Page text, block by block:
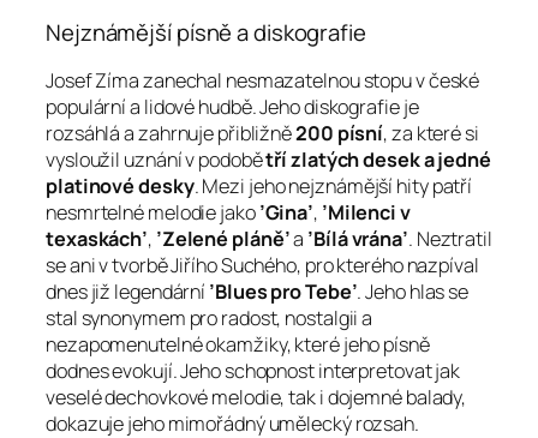
Nejznámější písně a diskografie
Josef Zíma zanechal nesmazatelnou stopu v české
populární a lidové hudbě. Jeho diskografie je
rozsáhlá a zahrnuje přibližně200 písní, za které si
vysloužil uznání v podobětří zlatých desek a jedné
platinové desky. Mezi jeho nejznámější hity patří
nesmrtelné melodie jako’Gina’, ’Milenci v
texaskách’, ’Zelené pláně’a ’Bílá vrána’. Neztratil
se ani v tvorbě Jiřího Suchého, pro kterého nazpíval
dnes již legendární ’Blues pro Tebe’. Jeho hlas se
stal synonymem pro radost, nostalgii a
nezapomenutelné okamžiky, které jeho písně
dodnes evokují. Jeho schopnost interpretovat jak
veselé dechovkové melodie, tak i dojemné balady,
dokazuje jeho mimořádný umělecký rozsah.